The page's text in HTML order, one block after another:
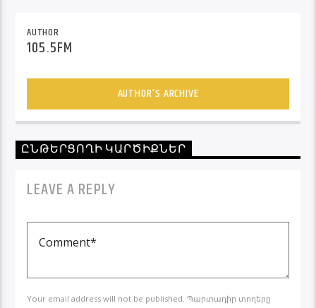
AUTHOR
105.5FM
AUTHOR'S ARCHIVE
ԸՆԹԵՐՑՈՂԻ ԿԱՐԾԻՔՆԵՐ
LEAVE A REPLY
Your email address will not be published. Պարտադիր տողերը